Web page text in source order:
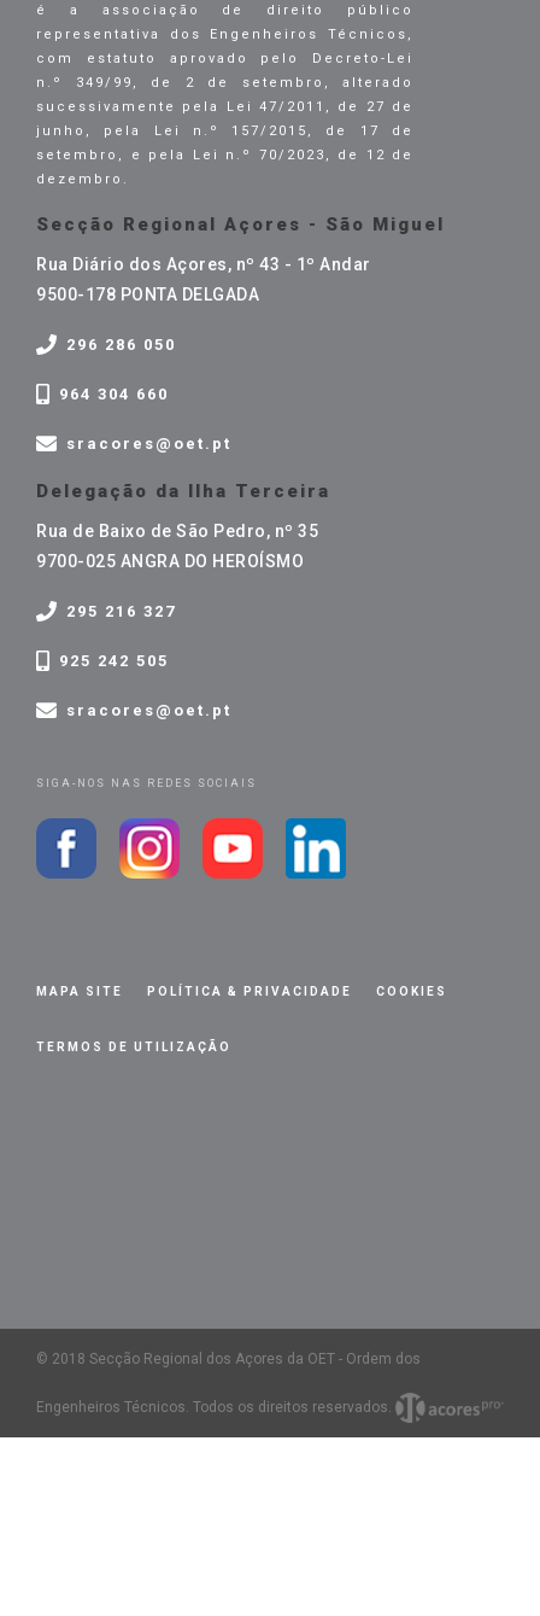
é a associação de direito público
representativa dos Engenheiros Técnicos,
com estatuto aprovado pelo Decreto-Lei
n.º 349/99, de 2 de setembro, alterado
sucessivamente pela Lei 47/2011, de 27 de
junho, pela Lei n.º 157/2015, de 17 de
setembro, e pela Lei n.º 70/2023, de 12 de
dezembro.
Secção Regional Açores - São Miguel
Rua Diário dos Açores, nº 43 - 1º Andar
9500-178 PONTA DELGADA
296 286 050
964 304 660
sracores@oet.pt
Delegação da Ilha Terceira
Rua de Baixo de São Pedro, nº 35
9700-025 ANGRA DO HEROÍSMO
295 216 327
925 242 505
sracores@oet.pt
SIGA-NOS NAS REDES SOCIAIS
MAPA SITE POLÍTICA & PRIVACIDADE COOKIES
TERMOS DE UTILIZAÇÃO
© 2018 Secção Regional dos Açores da OET - Ordem dos
Engenheiros Técnicos. Todos os direitos reservados.